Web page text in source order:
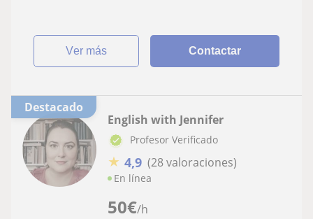
ver más Contactar
Destacado
50€/h
English with Jennifer
Profesor Verificado
★ 4,9 (28 valoraciones)
En línea